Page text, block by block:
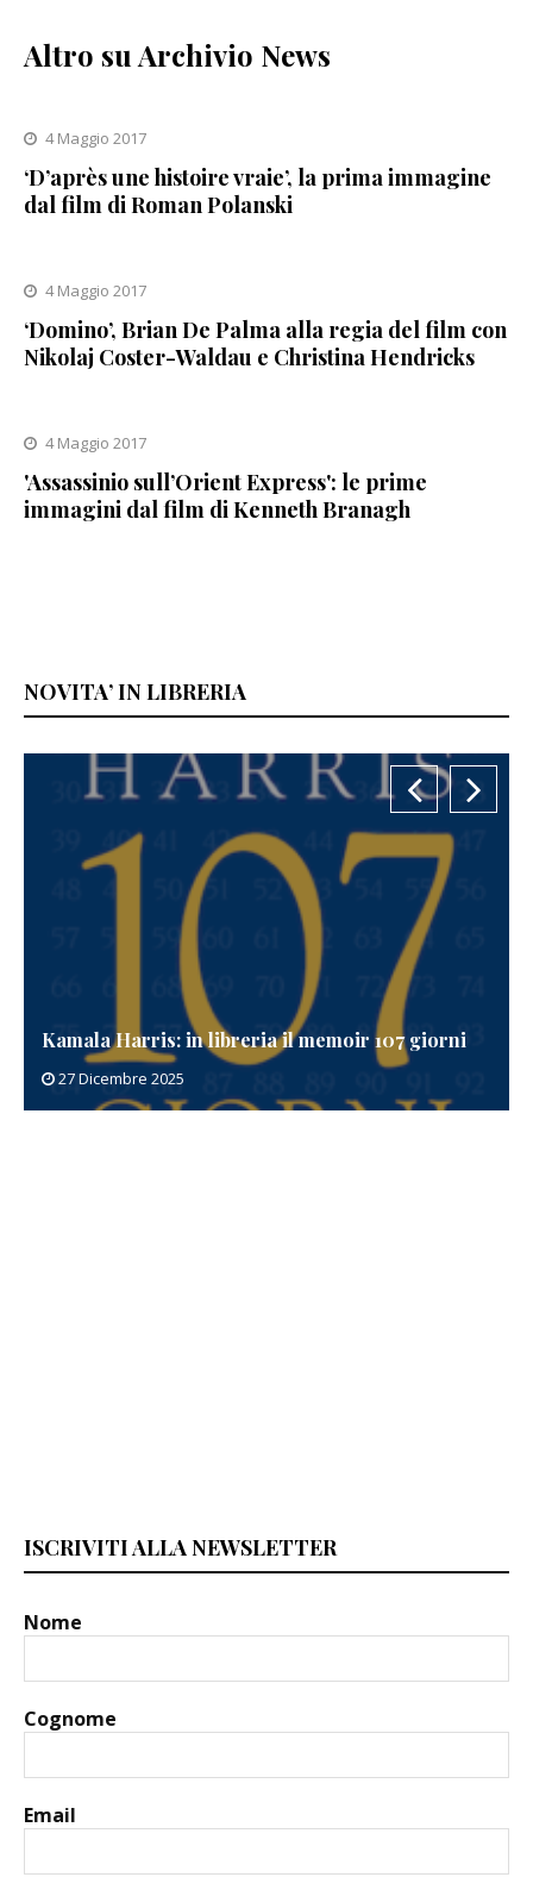
Altro su Archivio News
4 Maggio 2017
‘D’après une histoire vraie’, la prima immagine
dal film di Roman Polanski
4 Maggio 2017
‘Domino’, Brian De Palma alla regia del film con
Nikolaj Coster-Waldau e Christina Hendricks
4 Maggio 2017
'Assassinio sull’Orient Express': le prime
immagini dal film di Kenneth Branagh
NOVITA’ IN LIBRERIA
Kamala Harris: in libreria il memoir 107 giorni
27 Dicembre 2025
ISCRIVITI ALLA NEWSLETTER
Nome
Cognome
Email